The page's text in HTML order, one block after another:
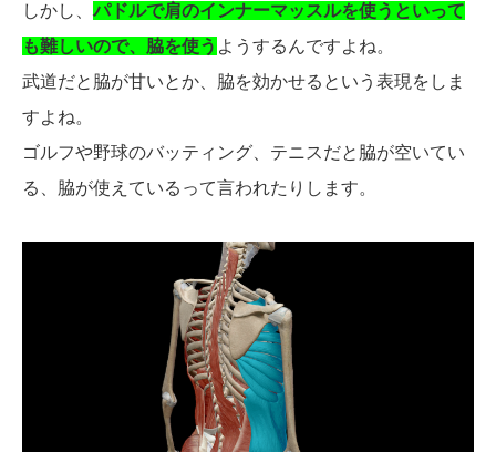
しかし、パドルで肩のインナーマッスルを使うといって
も難しいので、脇を使う ようするんですよね。
武道だと脇が甘いとか、脇を効かせるという表現をしま
すよね。
ゴルフや野球のバッティング、テニスだと脇が空いてい
る、脇が使えているって言われたりします。